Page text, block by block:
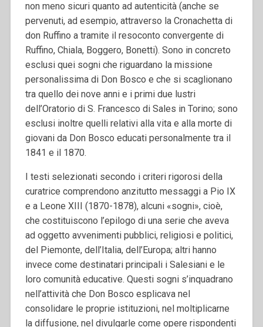
non meno sicuri quanto ad autenticità (anche se
pervenuti, ad esempio, attraverso la Cronachetta di
don Ruffino a tramite il resoconto convergente di
Ruffino, Chiala, Boggero, Bonetti). Sono in concreto
esclusi quei sogni che riguardano la missione
personalissima di Don Bosco e che si scaglionano
tra quello dei nove anni e i primi due lustri
dell’Oratorio di S. Francesco di Sales in Torino; sono
esclusi inoltre quelli relativi alla vita e alla morte di
giovani da Don Bosco educati personalmente tra il
1841 e il 1870.
I testi selezionati secondo i criteri rigorosi della
curatrice comprendono anzitutto messaggi a Pio IX
e a Leone XIII (1870-1878), alcuni «sogni», cioè,
che costituiscono l’epilogo di una serie che aveva
ad oggetto avvenimenti pubblici, religiosi e politici,
del Piemonte, dell’Italia, dell’Europa; altri hanno
invece come destinatari principali i Salesiani e le
loro comunità educative. Questi sogni s’inquadrano
nell’attività che Don Bosco esplicava nel
consolidare le proprie istituzioni, nel moltiplicarne
la diffusione, nel divulgarle come opere rispondenti